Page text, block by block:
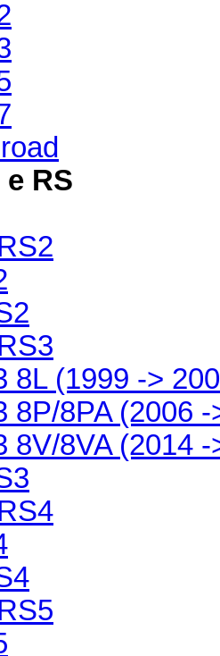
RS
8L (1999 ->
8P/8PA (2006 -
8V/8VA (2014 -